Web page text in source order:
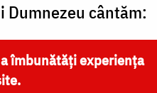
Dumnezeu cântăm:
îmbunătăți experiența